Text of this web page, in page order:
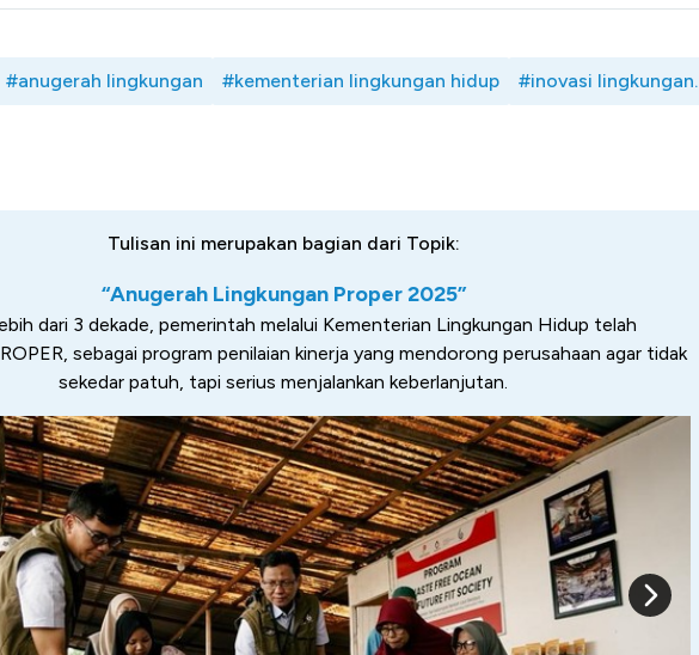
#anugerah lingkungan #kementerian lingkungan hidup #inovasi lingkungan.
Tulisan ini merupakan bagian dari Topik:
“Anugerah Lingkungan Proper 2025”
dari 3 dekade, pemerintah melalui Kementerian Lingkungan Hidup telah
sebagai program penilaian kinerja yang mendorong perusahaan agar tidak
sekedar patuh, tapi serius menjalankan keberlanjutan.